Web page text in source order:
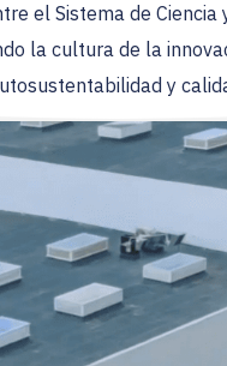
el Sistema de
la cultura de la
y